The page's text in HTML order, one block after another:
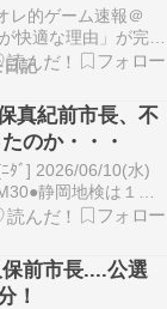
レ的ゲーム速報＠
快適な理由」が完全
子と比べて配慮され
） 可愛い女子配信者
生で食べるわ！」 →
あ（オレ的ゲーム速
記
真紀前市長、不
のか・・・
ﾀﾞ] 2026/06/10(水)
静岡地検は１０
・伊東市の田久保真
どの容疑について、
市長は４日、報道機
前市長....公選
！